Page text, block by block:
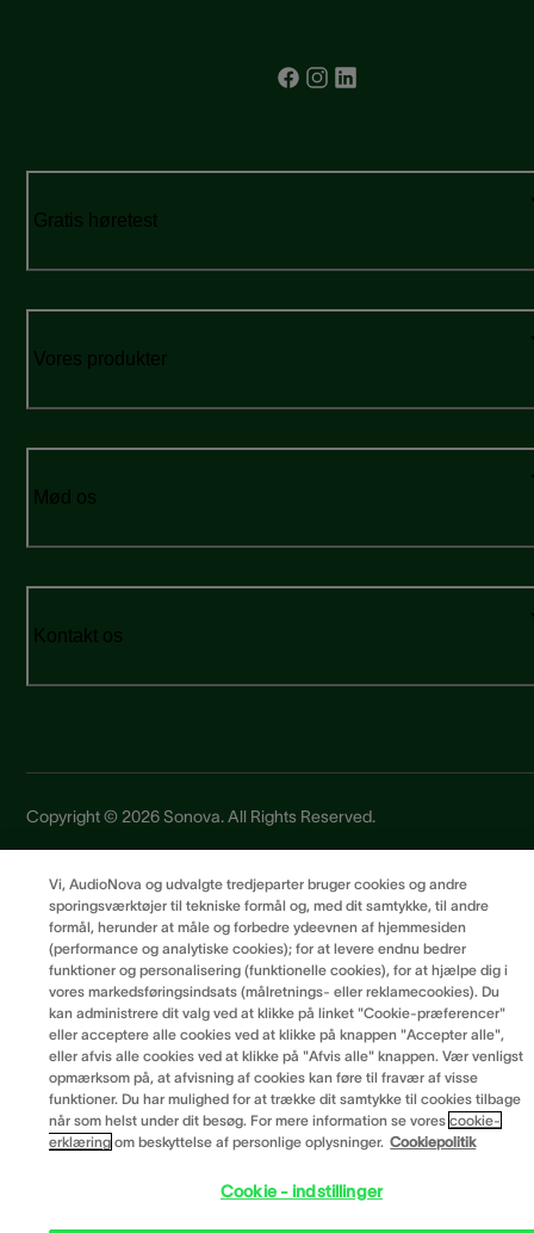
Gratis høretest
Vores produkter
Mød os
Kontakt os
Copyright © 2026 Sonova. All Rights Reserved.
Privatlivspolitik
Brugervilkår
Leverandørprincipper
Cookiepræferencer
Vi, AudioNova og udvalgte tredjeparter bruger cookies og andre
sporingsværktøjer til tekniske formål og, med dit samtykke, til andre
formål, herunder at måle og forbedre ydeevnen af hjemmesiden
(performance og analytiske cookies); for at levere endnu bedrer
funktioner og personalisering (funktionelle cookies), for at hjælpe dig i
vores markedsføringsindsats (målretnings- eller reklamecookies). Du
kan administrere dit valg ved at klikke på linket "Cookie-præferencer"
eller acceptere alle cookies ved at klikke på knappen "Accepter alle",
eller afvis alle cookies ved at klikke på "Afvis alle" knappen. Vær venligst
opmærksom på, at afvisning af cookies kan føre til fravær af visse
funktioner. Du har mulighed for at trække dit samtykke til cookies tilbage
når som helst under dit besøg. For mere information se vorescookie-
erklæring om beskyttelse af personlige oplysninger. Cookiepolitik
Cookie - indstillinger